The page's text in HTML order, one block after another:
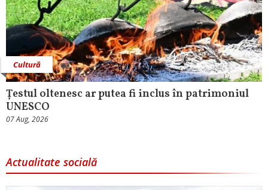
Cultură
Țestul oltenesc ar putea fi inclus în patrimoniul
UNESCO
07 Aug, 2026
Actualitate socială